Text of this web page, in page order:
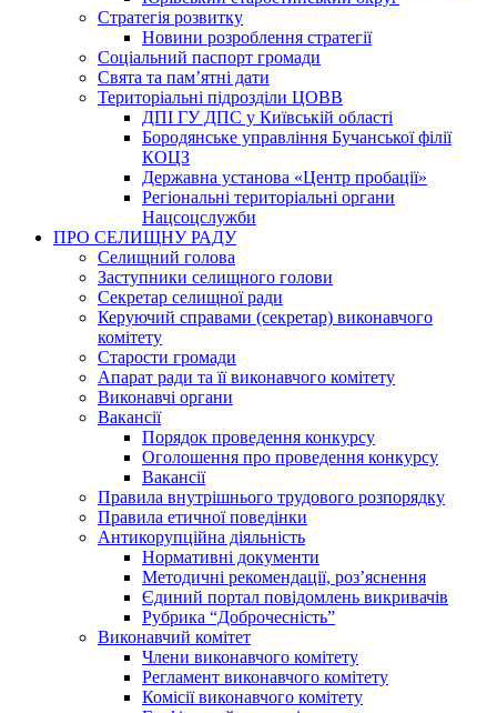
Стратегія розвитку
Новини розроблення стратегії
Соціальний паспорт громади
Свята та пам’ятні дати
Територіальні підрозділи ЦОВВ
ДПІ ГУ ДПС у Київській області
Бородянське управління Бучанської філії
КОЦЗ
Державна установа «Центр пробації»
Регіональні територіальні органи
Нацсоцслужби
ПРО СЕЛИЩНУ РАДУ
Селищний голова
Заступники селищного голови
Секретар селищної ради
Керуючий справами (секретар) виконавчого
комітету
Старости громади
Апарат ради та її виконавчого комітету
Виконавчі органи
Вакансії
Порядок проведення конкурсу
Оголошення про проведення конкурсу
Вакансії
Правила внутрішнього трудового розпорядку
Правила етичної поведінки
Антикорупційна діяльність
Нормативні документи
Методичні рекомендації, роз’яснення
Єдиний портал повідомлень викривачів
Рубрика “Доброчесність”
Виконавчий комітет
Члени виконавчого комітету
Регламент виконавчого комітету
Комісії виконавчого комітету